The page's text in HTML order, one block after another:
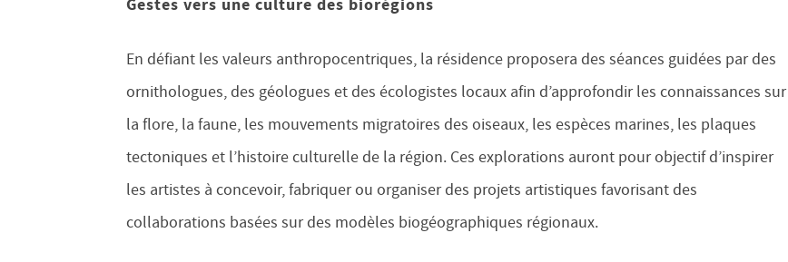
Gestes vers une culture des biorégions
En défiant les valeurs anthropocentriques, la résidence proposera des séances guidées par des
ornithologues, des géologues et des écologistes locaux afin d’approfondir les connaissances sur
la flore, la faune, les mouvements migratoires des oiseaux, les espèces marines, les plaques
tectoniques et l’histoire culturelle de la région. Ces explorations auront pour objectif d’inspirer
les artistes à concevoir, fabriquer ou organiser des projets artistiques favorisant des
collaborations basées sur des modèles biogéographiques régionaux.